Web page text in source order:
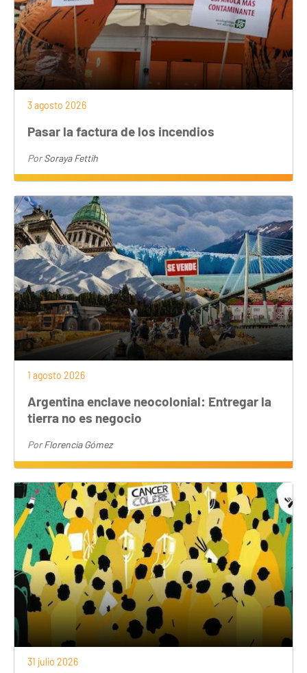
3 agosto 2026
Pasar la factura de los incendios
PorSoraya Fettih
1 agosto 2026
Argentina enclave neocolonial: Entregar la
tierra no es negocio
PorFlorencia Gómez
31 julio 2026